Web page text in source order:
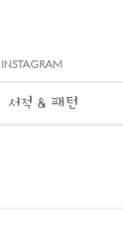
INSTAGRAM
서적 & 패턴